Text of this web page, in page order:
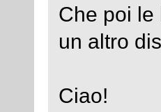
Che poi le
un altro
Ciao!